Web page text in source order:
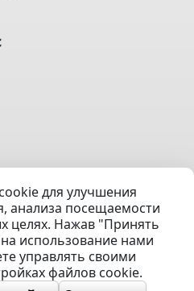
5 этаж)
выкуп и обмен | УНП
для улучшения
анализа посещаемости
целях. Нажав "Принять
использование нами
управлять своими
файлов cookie.